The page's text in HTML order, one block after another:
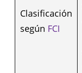
Clasificación
según FCI